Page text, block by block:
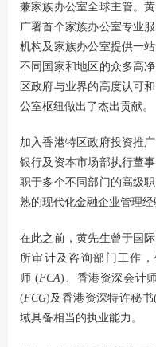
兼家族办公室全球主管。
广署首个家族办公室专业
机构及家族办公室提供一
不同国家和地区的众多高
区政府与业界的高度认可
公室枢纽做出了杰出贡献。
加入香港特区政府投资推
银行及资本市场部执行董
职于多个不同部门的高级
熟的现代化金融企业管理经
在此之前，黄先生曾于国
所审计及咨询部门工作
师 (FCA)、香港资深会计
(FCG)及香港资深特许秘书
域具备相当的执业能力。